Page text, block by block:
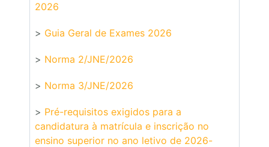
2026
> Guia Geral de Exames 2026
> Norma 2/JNE/2026
> Norma 3/JNE/2026
> Pré-requisitos exigidos para a
candidatura à matrícula e inscrição no
ensino superior no ano letivo de 2026-